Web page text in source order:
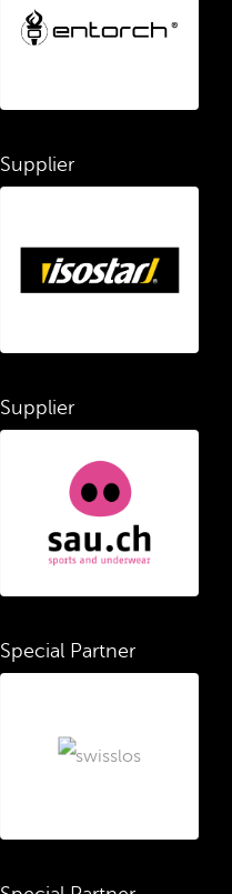
Supplier
Supplier
Special Partner